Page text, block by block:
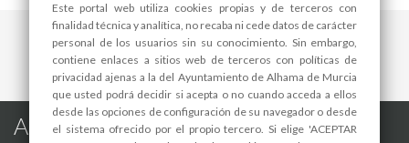
Alhama de Murcia en las Redes
Este portal web utiliza cookies propias y de terceros con
finalidad técnica y analítica, no recaba ni cede datos de carácter
personal de los usuarios sin su conocimiento. Sin embargo,
contiene enlaces a sitios web de terceros con políticas de
privacidad ajenas a la del Ayuntamiento de Alhama de Murcia
que usted podrá decidir si acepta o no cuando acceda a ellos
desde las opciones de configuración de su navegador o desde
el sistema ofrecido por el propio tercero. Si elige 'ACEPTAR